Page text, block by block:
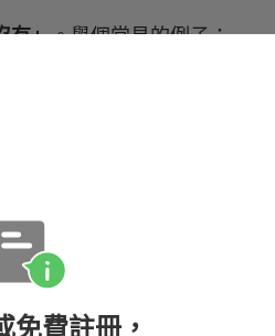
有」。舉個常見的例子：
party?（你要邀請你主管
事情感到非常驚訝，就是我
married!（大家，
免費註冊，